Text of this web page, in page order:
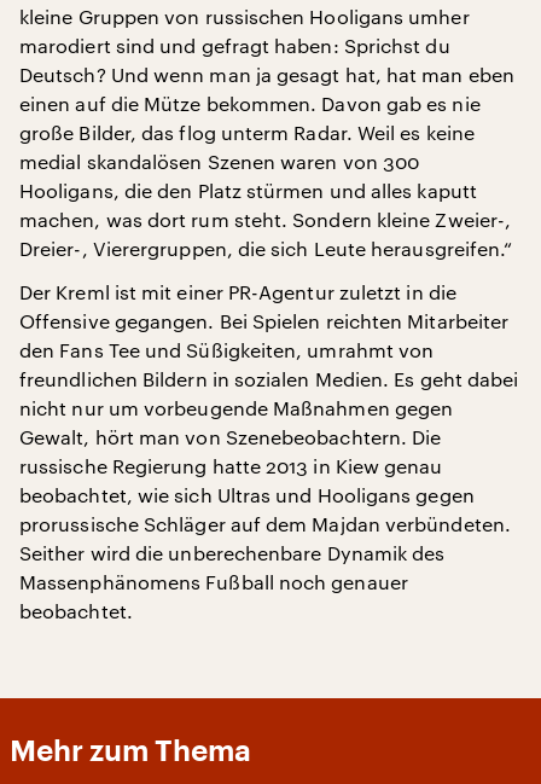
kleine Gruppen von russischen Hooligans umher
marodiert sind und gefragt haben: Sprichst du
Deutsch? Und wenn man ja gesagt hat, hat man eben
einen auf die Mütze bekommen. Davon gab es nie
große Bilder, das flog unterm Radar. Weil es keine
medial skandalösen Szenen waren von 300
Hooligans, die den Platz stürmen und alles kaputt
machen, was dort rum steht. Sondern kleine Zweier-,
Dreier-, Vierergruppen, die sich Leute herausgreifen.“
Der Kreml ist mit einer PR-Agentur zuletzt in die
Offensive gegangen. Bei Spielen reichten Mitarbeiter
den Fans Tee und Süßigkeiten, umrahmt von
freundlichen Bildern in sozialen Medien. Es geht dabei
nicht nur um vorbeugende Maßnahmen gegen
Gewalt, hört man von Szenebeobachtern. Die
russische Regierung hatte 2013 in Kiew genau
beobachtet, wie sich Ultras und Hooligans gegen
prorussische Schläger auf dem Majdan verbündeten.
Seither wird die unberechenbare Dynamik des
Massenphänomens Fußball noch genauer
beobachtet.
Mehr zum Thema